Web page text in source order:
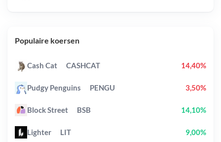
Populaire koersen
Cash Cat CASHCAT 14,40%
Pudgy Penguins PENGU 3,50%
Block Street BSB 14,10%
Lighter LIT 9,00%